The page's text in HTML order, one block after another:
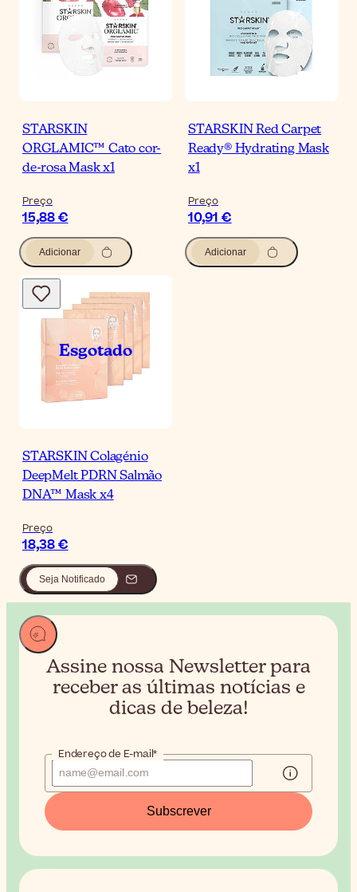
STARSKIN
ORGLAMIC™ Cato cor-
de-rosa Mask x1
Preço
15,88 €
Adicionar
STARSKIN Red Carpet
Ready® Hydrating Mask
x1
Preço
10,91 €
Adicionar
STARSKIN Colagénio
DeepMelt PDRN Salmão
DNA™ Mask x4
Preço
18,38 €
Seja Notificado
Assine nossa Newsletter para
receber as últimas notícias e
dicas de beleza!
Endereço de E-mail*
Subscrever